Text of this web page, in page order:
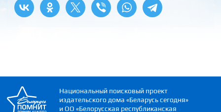
Национальный поисковый проект
издательского дома «Беларусь сегодня»
и ОО «Белорусская республиканская